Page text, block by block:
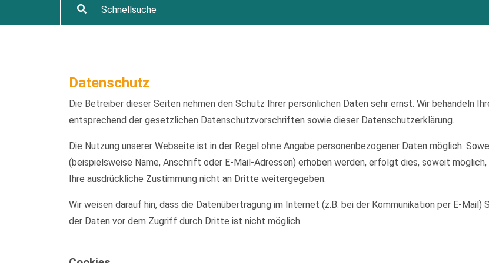
Datenschutz
Die Betreiber dieser Seiten nehmen den Schutz Ihrer persönlichen Daten sehr ernst. Wir behandeln
entsprechend der gesetzlichen Datenschutzvorschriften sowie dieser Datenschutzerklärung.
Die Nutzung unserer Webseite ist in der Regel ohne Angabe personenbezogener Daten möglich.
(beispielsweise Name, Anschrift oder E-Mail-Adressen) erhoben werden, erfolgt dies, soweit
Ihre ausdrückliche Zustimmung nicht an Dritte weitergegeben.
Wir weisen darauf hin, dass die Datenübertragung im Internet (z.B. bei der Kommunikation per E-
der Daten vor dem Zugriff durch Dritte ist nicht möglich.